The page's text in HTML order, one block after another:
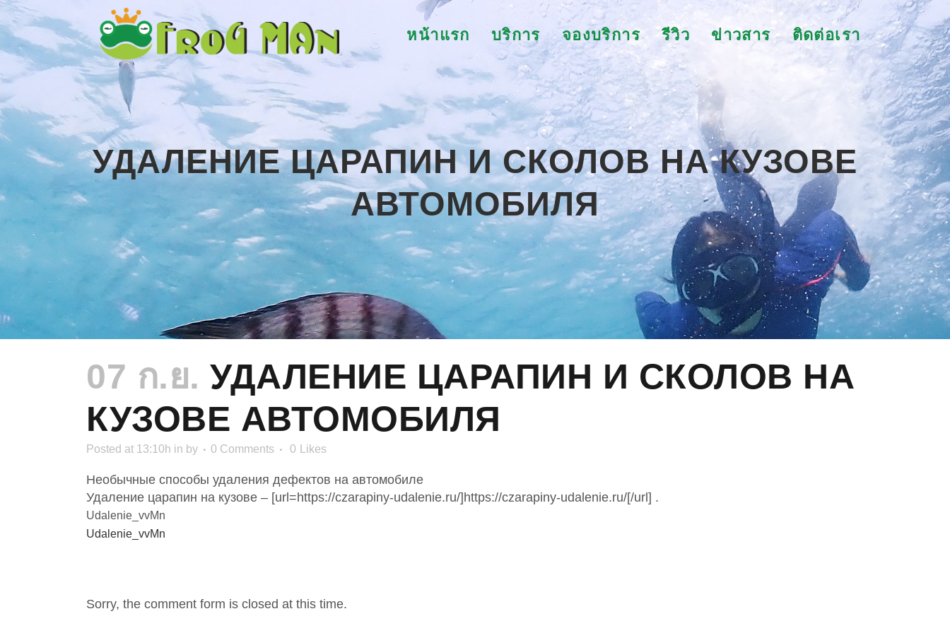
หน้าแรก บริการ จองบริการ รีวิว ข่าวสาร ติดต่อเรา
УДАЛЕНИЕ ЦАРАПИН И СКОЛОВ НА КУЗОВЕ
АВТОМОБИЛЯ
07 ก.ย. УДАЛЕНИЕ ЦАРАПИН И СКОЛОВ НА
КУЗОВЕ АВТОМОБИЛЯ
Posted at 13:10h in by 0 Comments 0 Likes
Необычные способы удаления дефектов на автомобиле
Удаление царапин на кузове – [url=https://czarapiny-udalenie.ru/]https://czarapiny-udalenie.ru/[/url] .
Udalenie_vvMn
Udalenie_vvMn
Sorry, the comment form is closed at this time.